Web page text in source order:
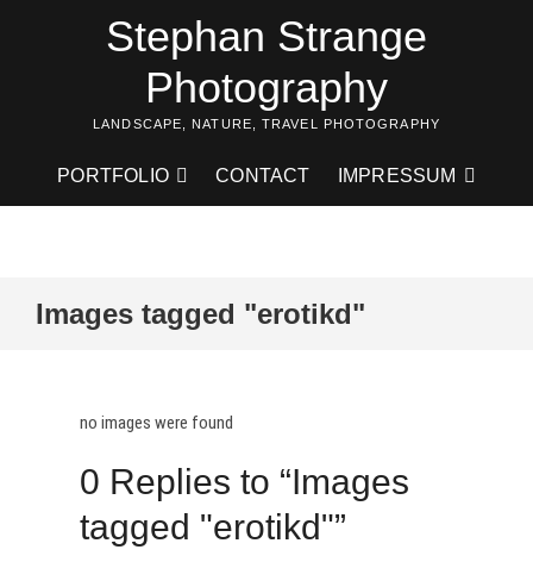
Stephan Strange
Photography
LANDSCAPE, NATURE, TRAVEL PHOTOGRAPHY
PORTFOLIO CONTACT IMPRESSUM
Images tagged "erotikd"
no images were found
0 Replies to “Images
tagged "erotikd"”